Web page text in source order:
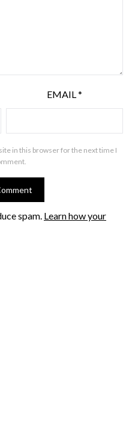
EMAIL *
in this browser for the next time I
spam. Learn how your